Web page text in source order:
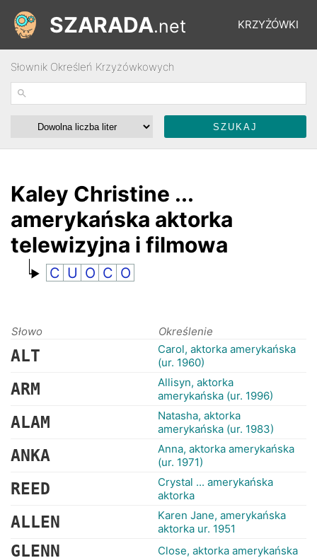
KRZYŻÓWKI
ŁAMIGŁÓWKI
SZARADA.net
Słownik Określeń Krzyżówkowych
Kaley Christine ...
amerykańska aktorka
telewizyjna i filmowa
C U O C O
Słowo Określenie
ALT
Carol, aktorka amerykańska
(ur. 1960)
ARM
Allisyn, aktorka
amerykańska (ur. 1996)
ALAM
Natasha, aktorka
amerykańska (ur. 1983)
ANKA
Anna, aktorka amerykańska
(ur. 1971)
REED
Crystal ... amerykańska
aktorka
ALLEN
Karen Jane, amerykańska
aktorka ur. 1951
GLENN Close, aktorka amerykańska